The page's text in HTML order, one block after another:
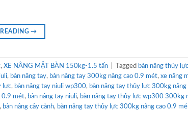
→
, XE NÂNG MẶT BÀN 150kg-1.5 tấn Tagged bàn nâng thủy lực
, bàn nâng tay, bàn nâng tay 300kg nâng cao 0.9 mét, xe nâng
lực, bàn nâng tay niuli wp300, bàn nâng tay thủy lực 300kg nâng
0.9 mét, bàn nâng tay niuli, bàn nâng tay thủy lực wp300 300kg
, bàn nâng cây cành, bàn nâng tay thủy lực 300kg nâng cao 0.9